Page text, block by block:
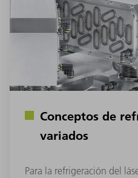
Conceptos de
variados
Para la refrigeración del